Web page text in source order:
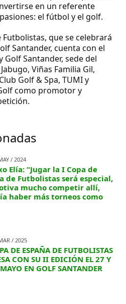
en un referente
el fútbol y el golf.
Futbolistas, que se celebrará
Santander, cuenta con el
Golf Santander, sede del
Viñas Familia Gil,
Golf & Spa, TUMI y
como promotor y
/ 2024
Elía: “Jugar la I Copa de
de Futbolistas será especial,
mucho competir allí,
haber más torneos como
/ 2025
DE ESPAÑA DE FUTBOLISTAS
CON SU II EDICIÓN EL 27 Y
EN GOLF SANTANDER